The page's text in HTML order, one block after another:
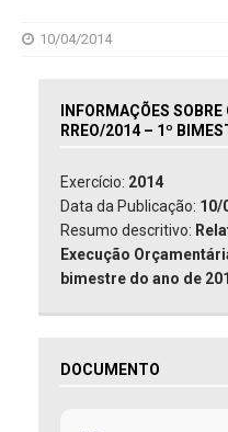
10/04/2014
INFORMAÇÕES
RREO/2014 – 1º
Exercício: 2014
Data da Publicação: 10/
Resumo descritivo:
Execução
bimestre do ano de
DOCUMENTO